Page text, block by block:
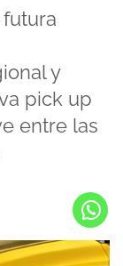
y
pick up
entre las